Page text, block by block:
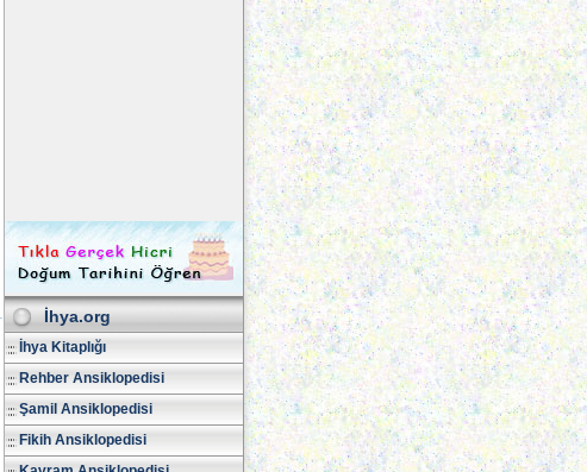
İhya.org
İhya Kitaplığı
Rehber Ansiklopedisi
Şamil Ansiklopedisi
Fikih Ansiklopedisi